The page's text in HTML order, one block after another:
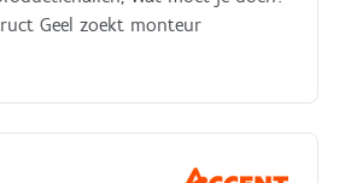
Geel zoekt monteur